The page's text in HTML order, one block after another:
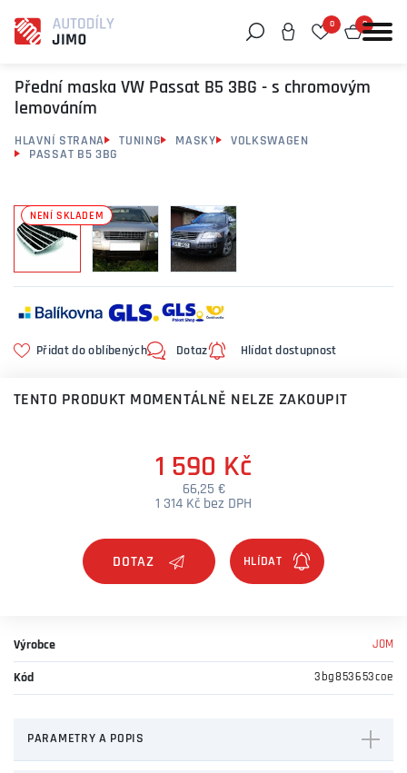
0 0
Přední maska VW Passat B5 3BG - s chromovým
lemováním
HLAVNÍ STRANA TUNING MASKY
VOLKSWAGEN
PASSAT B5 3BG
NENÍ SKLADEM
Přidat do oblíbených Dotaz Hlídat dostupnost
TENTO PRODUKT MOMENTÁLNĚ NELZE ZAKOUPIT
1 590 Kč
66,25 €
1 314 Kč bez DPH
DOTAZ
Výrobce JOM
Kód 3bg853653coe
PARAMETRY A POPIS
Můžeme vám pomoci něco najít?